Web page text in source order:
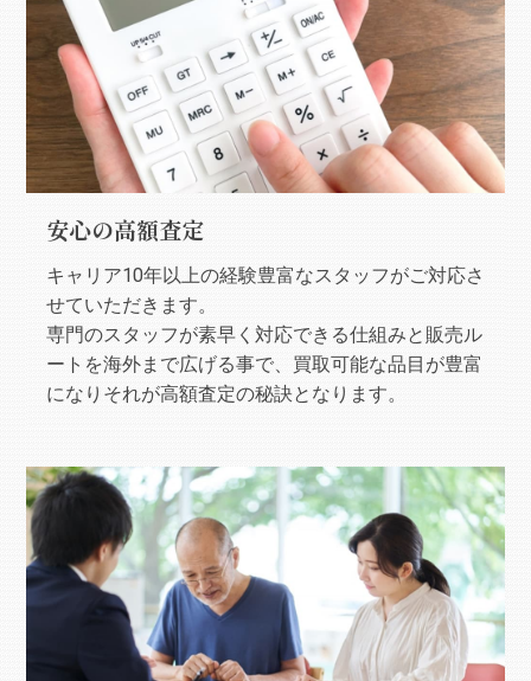
安心の高額査定
キャリア10年以上の経験豊富なスタッフがご対応さ
せていただきます。
専門のスタッフが素早く対応できる仕組みと販売ル
ートを海外まで広げる事で、買取可能な品目が豊富
になりそれが高額査定の秘訣となります。